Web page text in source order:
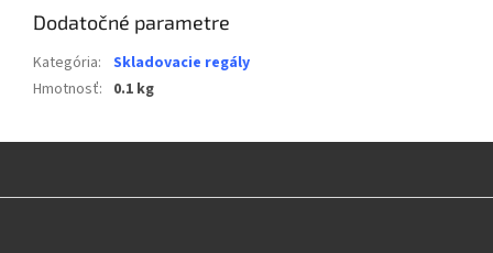
Dodatočné parametre
Kategória: Skladovacie regály
Hmotnosť: 0.1 kg